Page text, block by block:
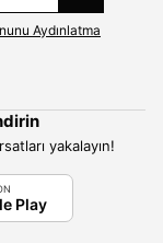
Aydınlatma
yakalayın!
Play